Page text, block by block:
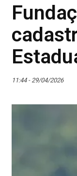
11:44 - 29/04/2026